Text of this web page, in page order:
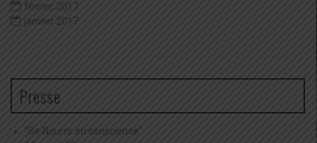
février 2017
janvier 2017
Presse
"Se Nourrir en conscience"